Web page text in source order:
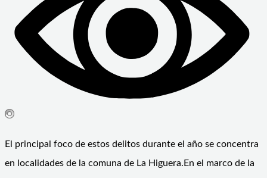
El principal foco de estos delitos durante el año se concentra
en localidades de la comuna de La Higuera.En el marco de la